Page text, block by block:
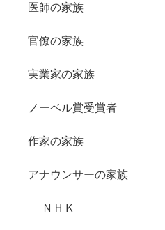
医師の家族
官僚の家族
実業家の家族
ノーベル賞受賞者
作家の家族
アナウンサーの家族
ＮＨＫ